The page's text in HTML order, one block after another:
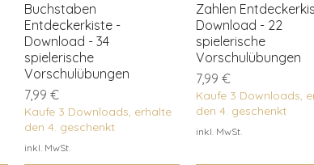
Buchstaben
Entdeckerkiste -
Download - 34
spielerische
Vorschulübungen
Preis
7,99 €
Kaufe 3 Downloads, erhalte
den 4. geschenkt
inkl. MwSt.
Zahlen
Download - 22
spielerische
Vorschulübungen
Preis
7,99 €
Kaufe 3 Downloads,
den 4. geschenkt
inkl. MwSt.